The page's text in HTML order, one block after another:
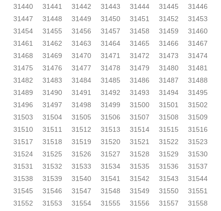
31440
31441 31442 31443 31444 31445
31446
31447
31448 31449 31450 31451 31452
31453
31454
31455 31456 31457 31458 31459
31460
31461
31462 31463 31464 31465 31466
31467
31468
31469 31470 31471 31472 31473
31474
31475
31476 31477 31478 31479 31480
31481
31482
31483 31484 31485 31486 31487
31488
31489
31490 31491 31492 31493 31494
31495
31496
31497 31498 31499 31500 31501
31502
31503
31504 31505 31506 31507 31508
31509
31510
31511 31512 31513 31514 31515
31516
31517
31518 31519 31520 31521 31522
31523
31524
31525 31526 31527 31528 31529
31530
31531
31532 31533 31534 31535 31536
31537
31538
31539 31540 31541 31542 31543
31544
31545
31546 31547 31548 31549 31550
31551
31552
31553 31554 31555 31556 31557
31558